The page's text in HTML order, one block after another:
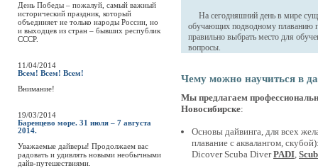
День Победы – пожалуй, самый важный
исторический праздник, который
объединяет не только народы России, но
и выходцев из стран – бывших республик
СССР.
11/04/2014
Всем! Всем! Всем!
Внимание!
19/03/2014
Баренцево море. 31 июля – 7 августа
2014.
Уважаемые дайверы! Продолжаем вас
радовать и удивлять новыми необычными
дайв-путешествиями.
На сегодняшний день в мире
обучающих подводному плаванию
правильно выбрать место для
вопросы.
Чему можно научиться в
Мы предлагаем
Новосибирске:
Основы дайвинга, для всех
плавание с аквалангом,
Dicover Scuba DiverPADI,